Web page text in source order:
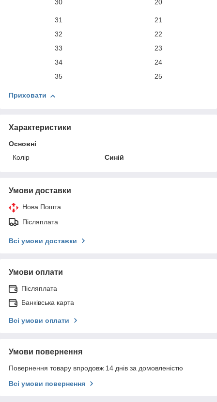
30 20
31
21
32
22
33
23
34
24
35
25
Приховати
Характеристики
Основні
Колір
Синій
Умови доставки
Нова Пошта
Післяплата
Всі умови доставки
Умови оплати
Післяплата
Банківська карта
Всі умови оплати
Умови повернення
Повернення товару впродовж 14 днів за домовленістю
Всі умови повернення